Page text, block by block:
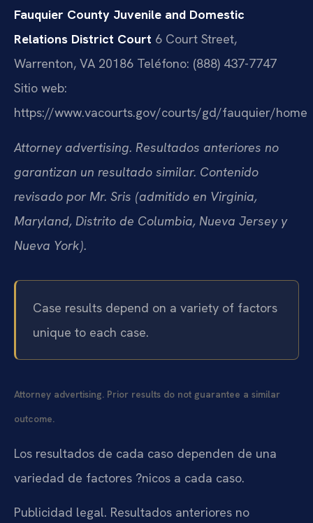
Fauquier County Juvenile and Domestic
Relations District Court 6 Court Street,
Warrenton, VA 20186 Teléfono: (888) 437-7747
Sitio web:
https://www.vacourts.gov/courts/gd/fauquier/home
Attorney advertising. Resultados anteriores no
garantizan un resultado similar. Contenido
revisado por Mr. Sris (admitido en Virginia,
Maryland, Distrito de Columbia, Nueva Jersey y
Nueva York).
Case results depend on a variety of factors
unique to each case.
Attorney advertising. Prior results do not guarantee a similar
outcome.
Los resultados de cada caso dependen de una
variedad de factores ?nicos a cada caso.
Publicidad legal. Resultados anteriores no